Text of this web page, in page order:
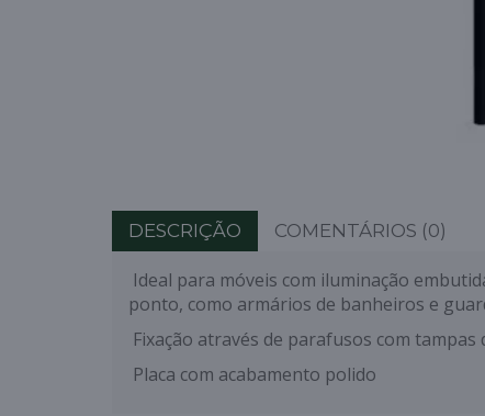
DESCRIÇÃO COMENTÁRIOS (0)
Ideal para móveis com iluminação
ponto, como armários de banheiros e
Fixação através de parafusos com tampas
Placa com acabamento polido